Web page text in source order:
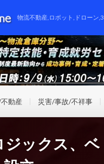
物流不動産,ロボット,ドローン
動産 災害/事故/不祥事
ックス、